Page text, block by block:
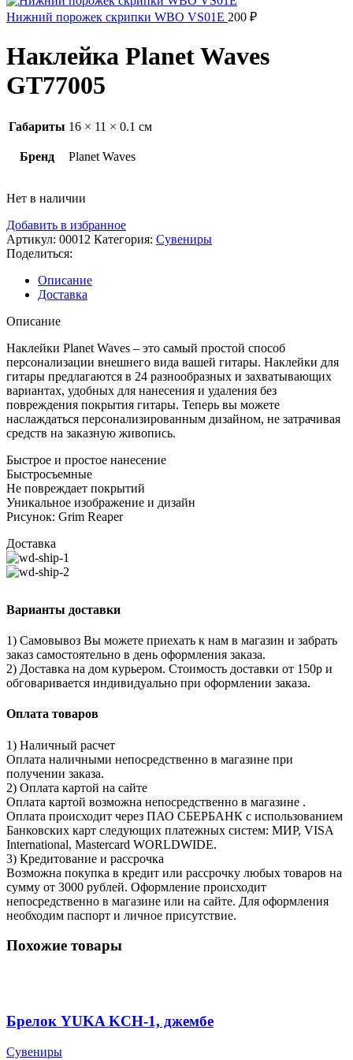
Нижний порожек скрипки WBO VS01E 200 ₽
Наклейка Planet Waves
GT77005
Габариты 16 × 11 × 0.1 см
Бренд Planet Waves
Нет в наличии
Добавить в избранное
Артикул: 00012 Категория: Сувениры
Поделиться:
Описание
Доставка
Описание
Наклейки Planet Waves – это самый простой способ
персонализации внешнего вида вашей гитары. Наклейки для
гитары предлагаются в 24 разнообразных и захватывающих
вариантах, удобных для нанесения и удаления без
повреждения покрытия гитары. Теперь вы можете
наслаждаться персонализированным дизайном, не затрачивая
средств на заказную живопись.
Быстрое и простое нанесение
Быстросъемные
Не повреждает покрытий
Уникальное изображение и дизайн
Рисунок: Grim Reaper
Доставка
Варианты доставки
1) Самовывоз Вы можете приехать к нам в магазин и забрать
заказ самостоятельно в день оформления заказа.
2) Доставка на дом курьером. Стоимость доставки от 150р и
обговаривается индивидуально при оформлении заказа.
Оплата товаров
1) Наличный расчет
Оплата наличными непосредственно в магазине при
получении заказа.
2) Оплата картой на сайте
Оплата картой возможна непосредственно в магазине .
Оплата происходит через ПАО СБЕРБАНК с использованием
Банковских карт следующих платежных систем: МИР, VISA
International, Mastercard WORLDWIDE.
3) Кредитование и рассрочка
Возможна покупка в кредит или рассрочку любых товаров на
сумму от 3000 рублей. Оформление происходит
непосредственно в магазине или на сайте. Для оформления
необходим паспорт и личное присутствие.
Похожие товары
Брелок YUKA KCH-1, джембе
Сувениры